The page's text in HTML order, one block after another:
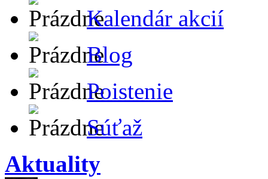
Kalendár akcií
Blog
Poistenie
Súťaž
Aktuality